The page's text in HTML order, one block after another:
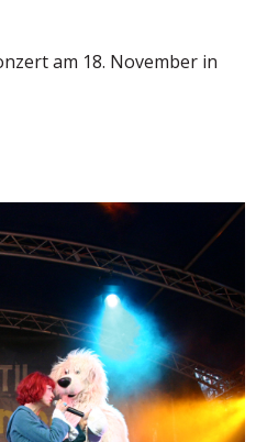
am 18. November in